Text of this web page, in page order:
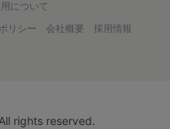
について
リシー 会社概要
採用情報
rights reserved.